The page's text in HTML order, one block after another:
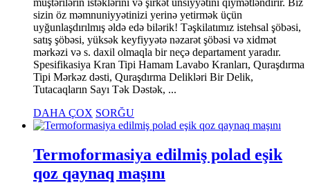
müştərilərin istəklərini və şirkət ünsiyyətini qiymətləndirir. Biz
sizin öz məmnuniyyətinizi yerinə yetirmək üçün
uyğunlaşdırılmış əldə edə bilərik! Təşkilatımız istehsal şöbəsi,
satış şöbəsi, yüksək keyfiyyətə nəzarət şöbəsi və xidmət
mərkəzi və s. daxil olmaqla bir neçə departament yaradır.
Spesifikasiya Kran Tipi Hamam Lavabo Kranları, Quraşdırma
Tipi Mərkəz dəsti, Quraşdırma Delikləri Bir Delik,
Tutacaqların Sayı Tək Dəstək, ...
DAHA ÇOX SORĞU
Termoformasiya edilmiş polad eşik
qoz qaynaq maşını